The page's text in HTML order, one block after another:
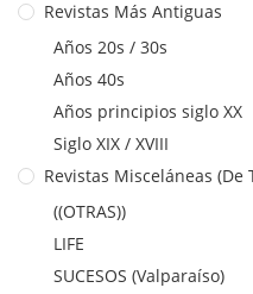
Revistas Más Antiguas
Años 20s / 30s
Años 40s
Años principios siglo XX
Siglo XIX / XVIII
Revistas Misceláneas (De
((OTRAS))
LIFE
SUCESOS (Valparaíso)